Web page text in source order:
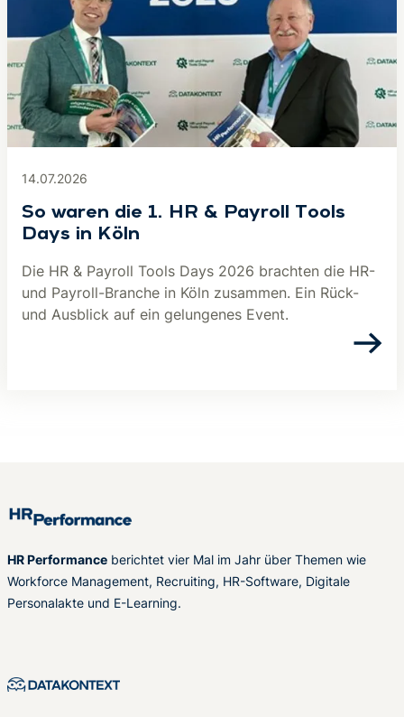
14.07.2026
So waren die 1. HR & Payroll Tools
Days in Köln
Die HR & Payroll Tools Days 2026 brachten die HR-
und Payroll-Branche in Köln zusammen. Ein Rück-
und Ausblick auf ein gelungenes Event.
HR Performance berichtet vier Mal im Jahr über Themen wie
Workforce Management, Recruiting, HR-Software, Digitale
Personalakte und E-Learning.